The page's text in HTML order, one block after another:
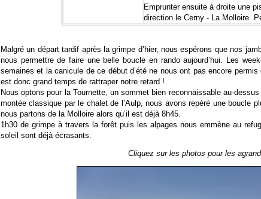
Emprunter ensuite à droite une
direction le Cerny - La Molloire.
Malgré un départ tardif après la grimpe d’hier, nous espérons que nos
nous permettre de faire une belle boucle en rando aujourd’hui. Les
semaines et la canicule de ce début d’été ne nous ont pas encore permis
est donc grand temps de rattraper notre retard !
Nous optons pour la Tournette, un sommet bien reconnaissable au-
montée classique par le chalet de l’Aulp, nous avons repéré une boucle
nous partons de la Molloire alors qu’il est déjà 8h45.
1h30 de grimpe à travers la forêt puis les alpages nous emmène au
soleil sont déjà écrasants.
Cliquez sur les photos pour les